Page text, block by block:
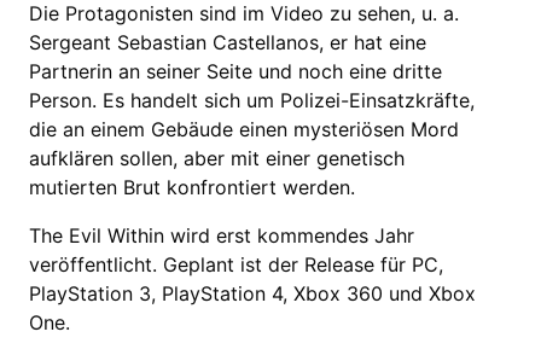
Die Protagonisten sind im Video zu sehen, u. a.
Sergeant Sebastian Castellanos, er hat eine
Partnerin an seiner Seite und noch eine dritte
Person. Es handelt sich um Polizei-Einsatzkräfte,
die an einem Gebäude einen mysteriösen Mord
aufklären sollen, aber mit einer genetisch
mutierten Brut konfrontiert werden.
The Evil Within wird erst kommendes Jahr
veröffentlicht. Geplant ist der Release für PC,
PlayStation 3, PlayStation 4, Xbox 360 und Xbox
One.